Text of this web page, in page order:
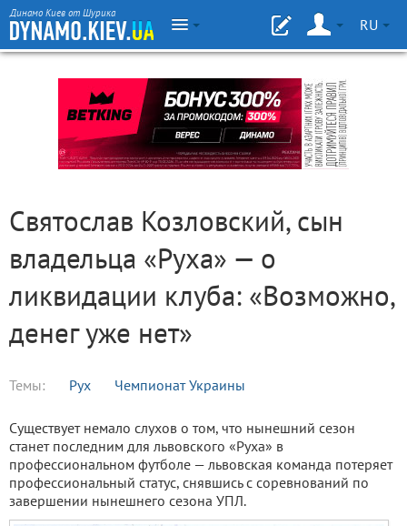
Динамо Киев от Шурика
RU
Святослав Козловский, сын
владельца «Руха» — о
ликвидации клуба: «Возможно,
денег уже нет»
Темы: Рух Чемпионат Украины
Существует немало слухов о том, что нынешний сезон
станет последним для львовского «Руха» в
профессиональном футболе — львовская команда потеряет
профессиональный статус, снявшись с соревнований по
завершении нынешнего сезона УПЛ.